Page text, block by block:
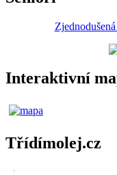
Interaktivní
Třídímolej.cz